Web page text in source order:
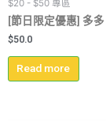
$20 - $50 專區
[節日限定優惠] 多
$50.0
Read more